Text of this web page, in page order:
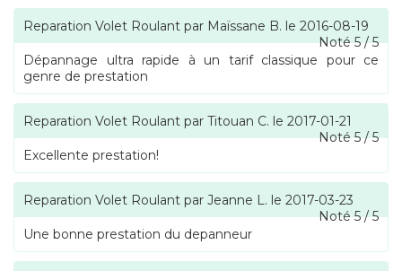
Reparation Volet Roulant par Maïssane B. le 2016-08-19
Noté5/5
Dépannage ultra rapide à un tarif classique pour ce
genre de prestation
Reparation Volet Roulant par Titouan C. le 2017-01-21
Noté5/5
Excellente prestation!
Reparation Volet Roulant par Jeanne L. le 2017-03-23
Noté5/5
Une bonne prestation du depanneur